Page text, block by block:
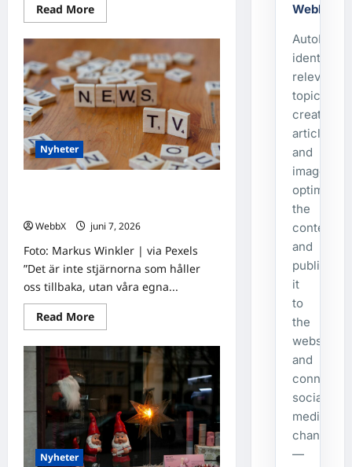
Read MoreRead
more
Födda
21
juni:
Astrologiska
insikter
från
fyra
traditioner
Nyheter
WebbX
juni 7, 2026
Foto: Markus Winkler | via Pexels
”Det är inte stjärnorna som håller
oss tillbaka, utan våra egna...
Read MoreRead
more
Födda
den
juni:
Astrologiska
insikter
från
fyra
traditioner
Nyheter
WebbX
AutoPost
identifies
relevant
topics,
creates
articles
and
images,
optimizes
the
content,
and
publishes
it
to
the
website
and
connected
social
media
channels
—